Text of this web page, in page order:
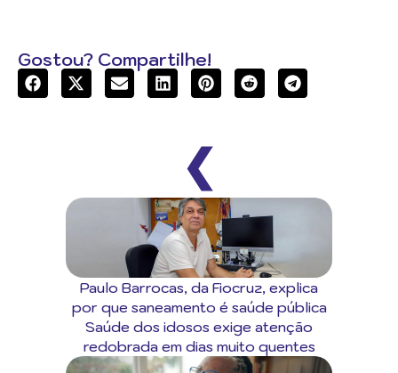
Gostou? Compartilhe!
❮
Paulo Barrocas, da Fiocruz, explica
por que saneamento é saúde pública
Saúde dos idosos exige atenção
redobrada em dias muito quentes